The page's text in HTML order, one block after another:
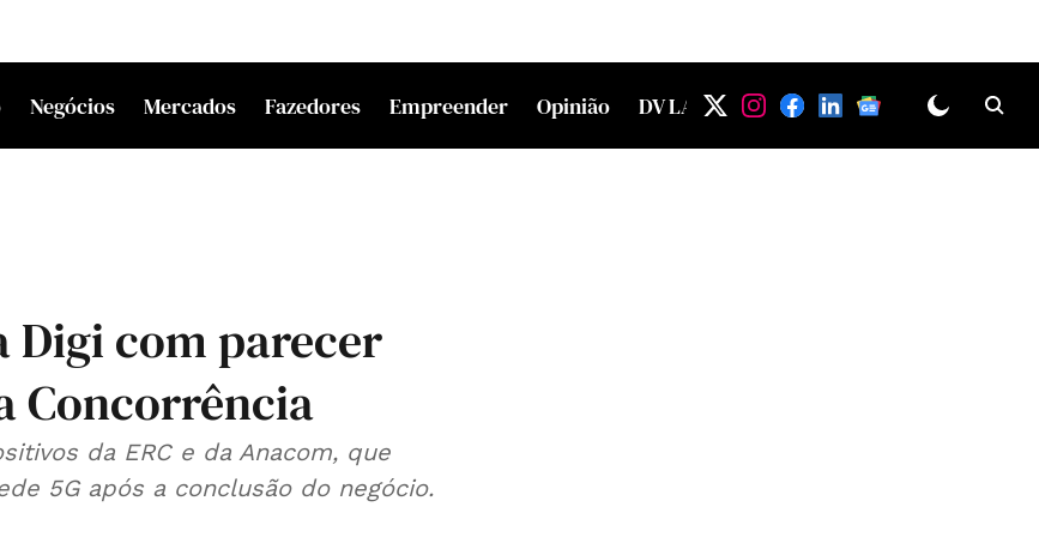
Negócios Mercados Fazedores Empreender Opinião DV LAB
Digi com parecer
Concorrência
da ERC e da Anacom, que
5G após a conclusão do negócio.